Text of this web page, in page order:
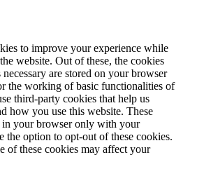
to improve your experience while
website. Out of these, the cookies
necessary are stored on your browser
the working of basic functionalities of
third-party cookies that help us
how you use this website. These
your browser only with your
the option to opt-out of these cookies.
of these cookies may affect your